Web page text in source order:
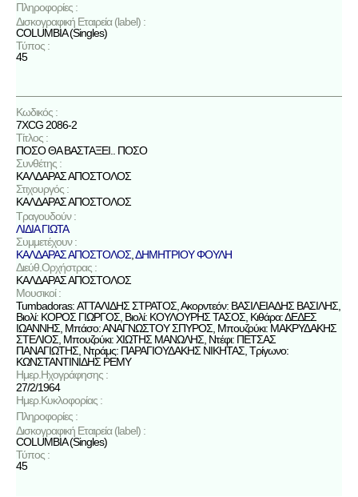
Πληροφορίες :
Δισκογραφική Εταιρεία (label) :
COLUMBIA (Singles)
Τύπος :
45
Κωδικός :
7XCG 2086-2
Τίτλος :
ΠΟΣΟ ΘΑ ΒΑΣΤΑΞΕΙ.. ΠΟΣΟ
Συνθέτης :
ΚΑΛΔΑΡΑΣ ΑΠΟΣΤΟΛΟΣ
Στιχουργός :
ΚΑΛΔΑΡΑΣ ΑΠΟΣΤΟΛΟΣ
Τραγουδούν :
ΛΙΔΙΑ ΓΙΩΤΑ
Συμμετέχουν :
ΚΑΛΔΑΡΑΣ ΑΠΟΣΤΟΛΟΣ,ΔΗΜΗΤΡΙΟΥ ΦΟΥΛΗ
Διεύθ.Ορχήστρας :
ΚΑΛΔΑΡΑΣ ΑΠΟΣΤΟΛΟΣ
Μουσικοί :
Tumbadoras: ΑΤΤΑΛΙΔΗΣ ΣΤΡΑΤΟΣ, Ακορντεόν: ΒΑΣΙΛΕΙΑΔΗΣ ΒΑΣΙΛΗΣ,
Βιολί: ΚΟΡΟΣ ΓΙΩΡΓΟΣ, Βιολί: ΚΟΥΛΟΥΡΗΣ ΤΑΣΟΣ, Κιθάρα: ΔΕΔΕΣ
ΙΩΑΝΝΗΣ, Μπάσο: ΑΝΑΓΝΩΣΤΟΥ ΣΠΥΡΟΣ, Μπουζούκι: ΜΑΚΡΥΔΑΚΗΣ
ΣΤΕΛΙΟΣ, Μπουζούκι: ΧΙΩΤΗΣ ΜΑΝΩΛΗΣ, Ντέφι: ΠΕΤΣΑΣ
ΠΑΝΑΓΙΩΤΗΣ, Ντράμς: ΠΑΡΑΓΙΟΥΔΑΚΗΣ ΝΙΚΗΤΑΣ, Τρίγωνο:
ΚΩΝΣΤΑΝΤΙΝΙΔΗΣ ΡΕΜΥ
Ημερ.Ηχογράφησης :
27/2/1964
Ημερ.Κυκλοφορίας :
Πληροφορίες :
Δισκογραφική Εταιρεία (label) :
COLUMBIA (Singles)
Τύπος :
45